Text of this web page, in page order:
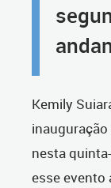
Kemily
nesta
esse evento